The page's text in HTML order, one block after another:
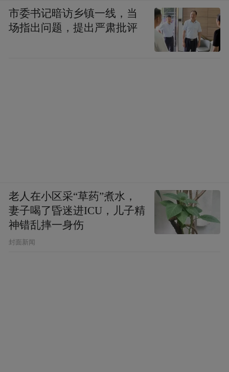
市委书记暗访乡镇一线，当
场指出问题，提出严肃批评
老人在小区采“草药”煮水，
妻子喝了昏迷进ICU，儿子精
神错乱摔一身伤
封面新闻